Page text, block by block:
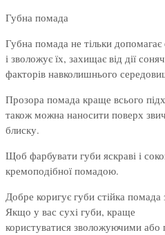
Губна помада
Губна помада не тільки
і зволожує їх, захищає від дії
факторів навколишнього
Прозора помада краще всього
також можна наносити поверх
блиску.
Щоб фарбувати губи яскраві і
кремоподібної помадою.
Добре коригує губи стійка
Якщо у вас сухі губи, краще
користуватися зволожуючими